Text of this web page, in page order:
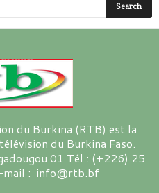
du Burkina (RTB) est la
du Burkina Faso.
01 Tél : (+226) 25
: info@rtb.bf